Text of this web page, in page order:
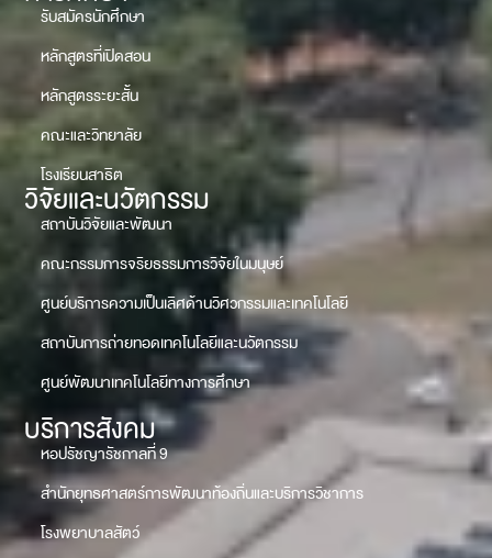
รับสมัครนักศึกษา
หลักสูตรที่เปิดสอน
หลักสูตรระยะสั้น
คณะและวิทยาลัย
โรงเรียนสาธิต
วิจัยและนวัตกรรม
สถาบันวิจัยและพัฒนา
คณะกรรมการจริยธรรมการวิจัยในมนุษย์
ศูนย์บริการความเป็นเลิศด้านวิศวกรรมและเทคโนโลยี
สถาบันการถ่ายทอดเทคโนโลยีและนวัตกรรม
ศูนย์พัฒนาเทคโนโลยีทางการศึกษา
บริการสังคม
หอปรัชญารัชกาลที่ 9
สำนักยุทธศาสตร์การพัฒนาท้องถิ่นและบริการวิชาการ
โรงพยาบาลสัตว์